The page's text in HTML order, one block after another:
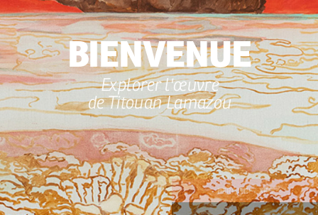
BIENVENUE
Explorer l'œuvre
de Titouan Lamazou
DERNIÈRE EXPO